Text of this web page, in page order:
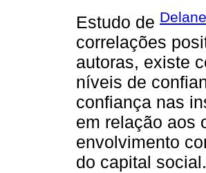
Estudo de
correlações
autoras, existe
níveis de
confiança nas
em relação aos
envolvimento
do capital social.